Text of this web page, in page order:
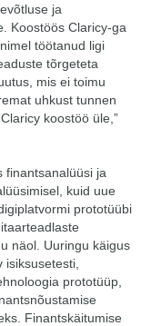
ja
Koostöös Claricy-ga
töötanud ligi
tõrgeteta
mis ei toimu
uhkust tunnen
koostöö üle,”
finantsanalüüsi ja
kuid uue
prototüübi
näol. Uuringu käigus
prototüüp,
Finantskäitumise